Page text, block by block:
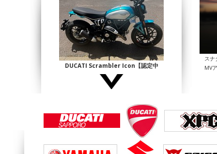
DUCATI Scrambler Icon【認定中
古】
¥1,140,000
スナ
MV